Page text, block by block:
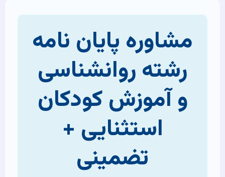
مشاوره پایان نامه
رشته روانشناسی
و آموزش کودکان
استثنایی +
تضمینی